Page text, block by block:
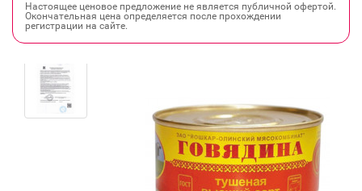
Настоящее ценовое предложение не является публичной офертой.
Окончательная цена определяется после прохождении
регистрации на сайте.